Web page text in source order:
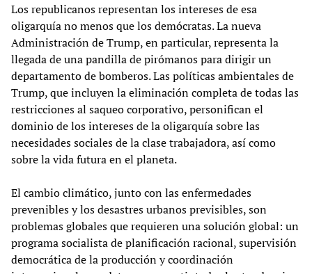
Los republicanos representan los intereses de esa
oligarquía no menos que los demócratas. La nueva
Administración de Trump, en particular, representa la
llegada de una pandilla de pirómanos para dirigir un
departamento de bomberos. Las políticas ambientales de
Trump, que incluyen la eliminación completa de todas las
restricciones al saqueo corporativo, personifican el
dominio de los intereses de la oligarquía sobre las
necesidades sociales de la clase trabajadora, así como
sobre la vida futura en el planeta.
El cambio climático, junto con las enfermedades
prevenibles y los desastres urbanos previsibles, son
problemas globales que requieren una solución global: un
programa socialista de planificación racional, supervisión
democrática de la producción y coordinación